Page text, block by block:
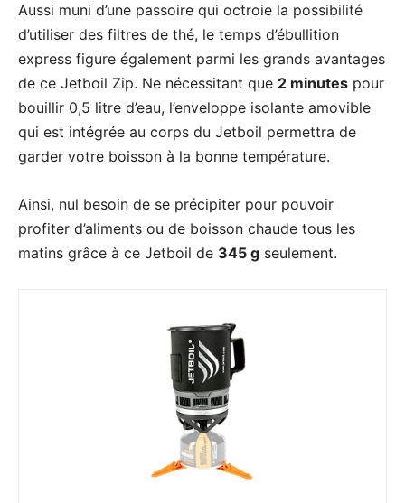
Aussi muni d’une passoire qui octroie la possibilité
d’utiliser des filtres de thé, le temps d’ébullition
express figure également parmi les grands avantages
de ce Jetboil Zip. Ne nécessitant que 2 minutes pour
bouillir 0,5 litre d’eau, l’enveloppe isolante amovible
qui est intégrée au corps du Jetboil permettra de
garder votre boisson à la bonne température.
Ainsi, nul besoin de se précipiter pour pouvoir
profiter d’aliments ou de boisson chaude tous les
matins grâce à ce Jetboil de 345 g seulement.